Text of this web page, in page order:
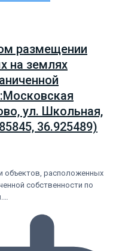
размещении
на землях
ул. Школьная,
36.925489)
объектов, расположенных
собственности по